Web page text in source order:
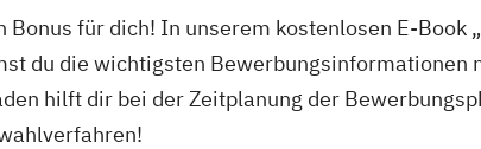
Bonus für dich! In unserem kostenlosen E-Book
du die wichtigsten Bewerbungsinformationen
hilft dir bei der Zeitplanung der